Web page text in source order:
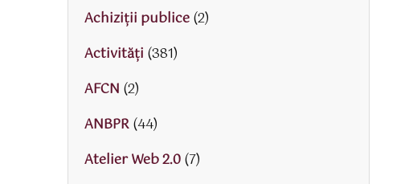
Achiziții publice(2)
Activităţi (381)
AFCN (2)
ANBPR(44)
Atelier Web 2.0(7)